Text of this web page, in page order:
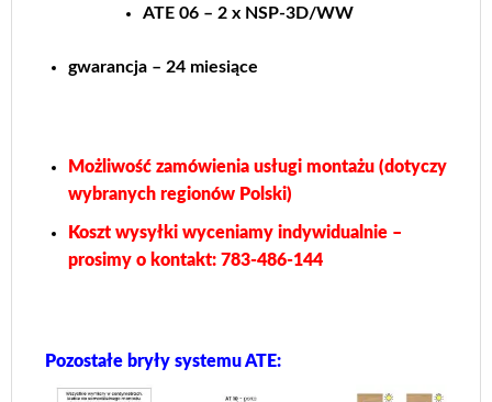
ATE 06 – 2 x NSP-3D/WW
gwarancja – 24 miesiące
Możliwość zamówienia usługi montażu (dotyczy
wybranych regionów Polski)
Koszt wysyłki wyceniamy indywidualnie –
prosimy o kontakt: 783-486-144
Pozostałe bryły systemu ATE: